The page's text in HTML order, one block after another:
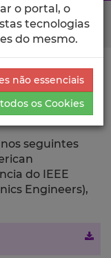
Detalhada da
seguintes
do IEEE
Engineers),
o portal, o
tecnologias
do mesmo.
não essenciais
os Cookies